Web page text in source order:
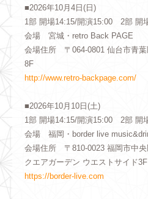
■2026年10月4日(日)
1部 開場14:15/開演15:00 2部 開
会場 宮城・retro Back PAGE
会場住所 〒064-0801 仙台市青
8F
http://www.retro-backpage.com/
■2026年10月10日(土)
1部 開場14:15/開演15:00 2部 開
会場 福岡・border live
会場住所 〒810-0023 福岡市中央
クエアガーデン ウエストサイド3F
https://border-live.com